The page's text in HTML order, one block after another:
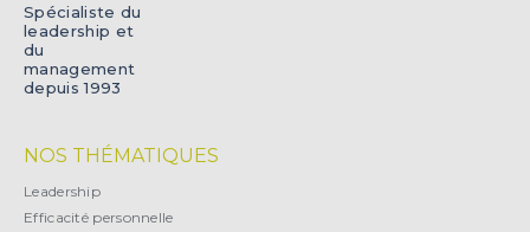
Spécialiste du
leadership et
du
management
depuis 1993
NOS THÉMATIQUES
Leadership
Efficacité personnelle